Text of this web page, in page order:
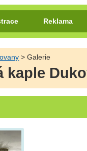
Reklama
> Galerie
kaple